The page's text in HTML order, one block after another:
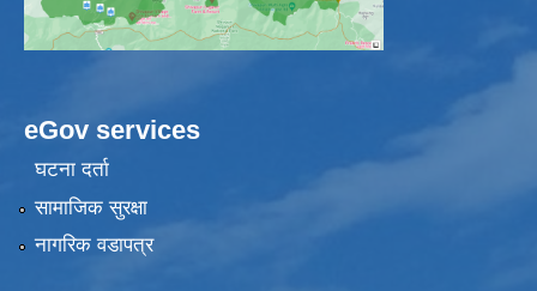
eGov services
घटना दर्ता
सामाजिक सुरक्षा
नागरिक वडापत्र